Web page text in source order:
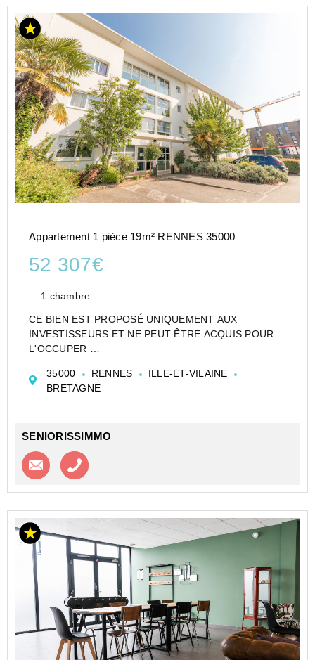
Appartement 1 pièce 19m² RENNES 35000
52 307€
1 chambre
CE BIEN EST PROPOSÉ UNIQUEMENT AUX
INVESTISSEURS ET NE PEUT ÊTRE ACQUIS POUR
L'OCCUPER
D'AFFAIRES - LOT LMNP GÉRÉ PAR APPART CITY -
LOYERS GARANTIS
35000 RENNES
ILLE-ET-VILAINE
BRETAGNE
SENIORISSIMMO
Contacter l'agence